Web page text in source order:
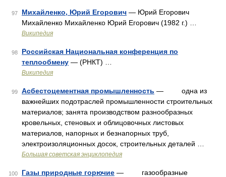
97 Михайленко, Юрий Егорович — Юрий Егорович
Михайленко Михайленко Юрий Егорович (1982 г.) …
Википедия
98
Российская Национальная конференция по
теплообмену — (РНКТ) …
Википедия
99 Асбестоцементная промышленность — одна из
важнейших подотраслей промышленности строительных
материалов; занята производством разнообразных
кровельных, стеновых и облицовочных листовых
материалов, напорных и безнапорных труб,
электроизоляционных досок, строительных деталей …
Большая советская энциклопедия
100 Газы природные горючие — газообразные